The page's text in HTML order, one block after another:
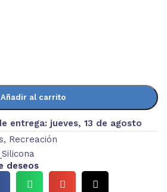
Añadir al carrito
entrega: jueves, 13 de agosto
, Recreación
deseos